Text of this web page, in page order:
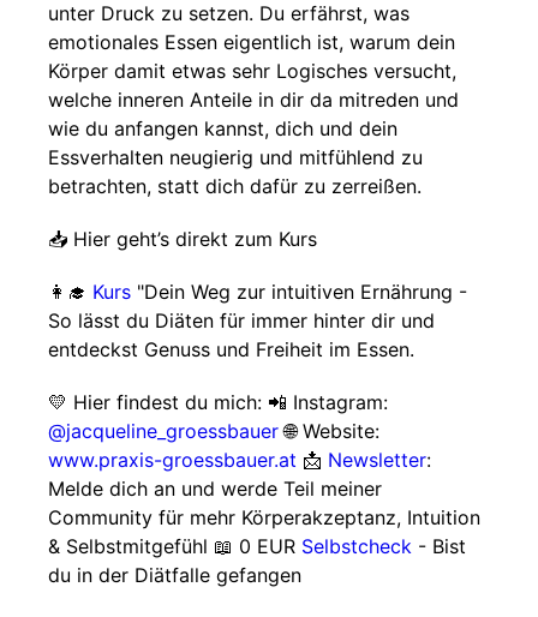
unter Druck zu setzen. Du erfährst, was
emotionales Essen eigentlich ist, warum dein
Körper damit etwas sehr Logisches versucht,
welche inneren Anteile in dir da mitreden und
wie du anfangen kannst, dich und dein
Essverhalten neugierig und mitfühlend zu
betrachten, statt dich dafür zu zerreißen.
📥 Hier geht’s direkt zum Kurs
👩‍🎓 Kurs "Dein Weg zur intuitiven Ernährung -
So lässt du Diäten für immer hinter dir und
entdeckst Genuss und Freiheit im Essen.
💛 Hier findest du mich: 📲 Instagram:
@jacqueline_groessbauer🌐 Website:
www.praxis-groessbauer.at 📩 Newsletter:
Melde dich an und werde Teil meiner
Community für mehr Körperakzeptanz, Intuition
& Selbstmitgefühl 📖 0 EUR Selbstcheck - Bist
du in der Diätfalle gefangen